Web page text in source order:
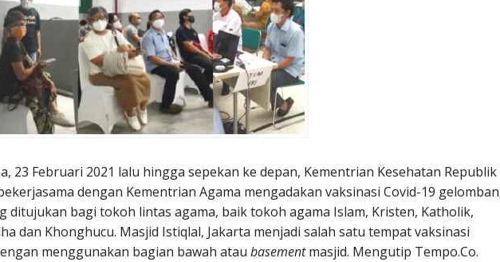
23 Februari 2021 lalu hingga sepekan ke depan, Kementrian Kesehatan Republik
dengan Kementrian Agama mengadakan vaksinasi Covid-19
ditujukan bagi tokoh lintas agama, baik tokoh agama Islam, Kristen, Katholik,
dan Khonghucu. Masjid Istiqlal, Jakarta menjadi salah satu tempat vaksinasi
menggunakan bagian bawah atau basementmasjid. Mengutip Tempo.Co.